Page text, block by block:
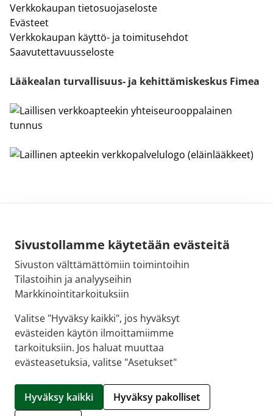
Sivustollamme käytetään evästeitä
Sivuston välttämättömiin toimintoihin
Tilastoihin ja analyyseihin
Markkinointitarkoituksiin
Valitse "Hyväksy kaikki", jos hyväksyt
evästeiden käytön ilmoittamiimme
tarkoituksiin. Jos haluat muuttaa
evästeasetuksia, valitse "Asetukset"
Hyväksy kaikki Hyväksy pakolliset
Verkkokaupan tietosuojaseloste
Evästeet
Verkkokaupan käyttö- ja toimitusehdot
Saavutettavuusseloste
Lääkealan turvallisuus- ja kehittämiskeskus Fimea
Sähköpostiosoite:
kirjaamo@fimea.fi
Fimean vaihde:
029 522 3341
Hallitse evästeitä